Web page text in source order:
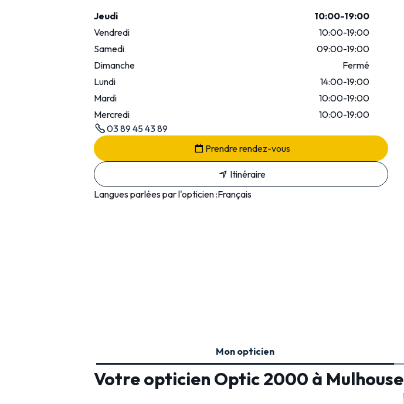
Jeudi
10:00-19:00
Vendredi
10:00-19:00
Samedi
09:00-19:00
Dimanche
Fermé
Lundi
14:00-19:00
Mardi
10:00-19:00
Mercredi
10:00-19:00
03 89 45 43 89
Prendre rendez-vous
Itinéraire
Langues parlées par l'opticien :Français
Mon opticien
Votre opticien Optic 2000 à Mulhouse